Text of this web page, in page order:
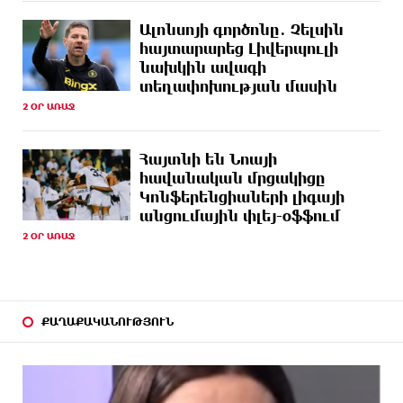
7 ԺԱՄ
ԱՌԱՋ
Ռուսական ԱԹՍ-ներ արտադրող ընկերության
ղեկավարի դեմ մահափորձ է կատարվել
ուսանողական օլիմպիադայում
7 ԺԱՄ
ԱՌԱՋ
Հայրենիքի զգացողությունը հողի նկատմամբ
պետք է լինի ոչ թե թշնամության, այլ
բարեկամության հիմքը. Էդգար Ղազարյան
7 ԺԱՄ
Պեղումներ և նոր բացահայտում Հին
8 ԺԱՄ
Սալահը կարիերան կշարունակի Թուրքիայում
ԱՌԱՋ
Երևանում. բացահայտվել է «Տեսլայով»
հանցավոր խումբը
Ալոնսոյի գործոնը․ Չելսին
հայտարարեց Լիվերպուլի
նախկին ավագի
տեղափոխության մասին
2 ՕՐ ԱՌԱՋ
Հայտնի են Նոայի
հավանական մրցակիցը
Կոնֆերենցիաների լիգայի
անցումային փլեյ-օֆֆում
2 ՕՐ ԱՌԱՋ
ՔԱՂԱՔԱԿԱՆՈՒԹՅՈՒՆ